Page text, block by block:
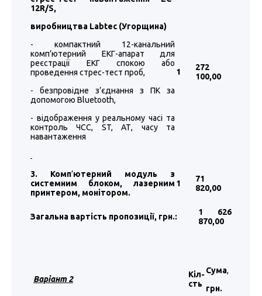
12R/S,
виробництва Labtec (Угорщина)
- компактний 12-канальний
комп’ютерний ЕКГ-апарат для
реєстрації ЕКГ спокою або
проведення стрес-тест проб,
- безпровідне з’єднання з ПК за
допомогою Bluetooth,
- відображення у реальному часі та
контроль ЧСС, ST, АТ, часу та
навантаження
1
272
100,00
3. Комп’ютерний модуль з
системним блоком, лазерним
принтером, монітором.
1
71
820,00
Загальна вартість пропозиції, грн.:
1 626
870,00
Варіант2
Кіл-
сть
Сума,
грн.